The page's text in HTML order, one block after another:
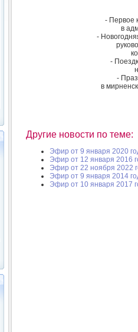
- Первое
в
-
-
-
в
Другие новости по теме:
Эфир от 9 января 2020
Эфир от 12 января 2016
Эфир от 22 ноября 2022
Эфир от 9 января 2014
Эфир от 10 января 2017